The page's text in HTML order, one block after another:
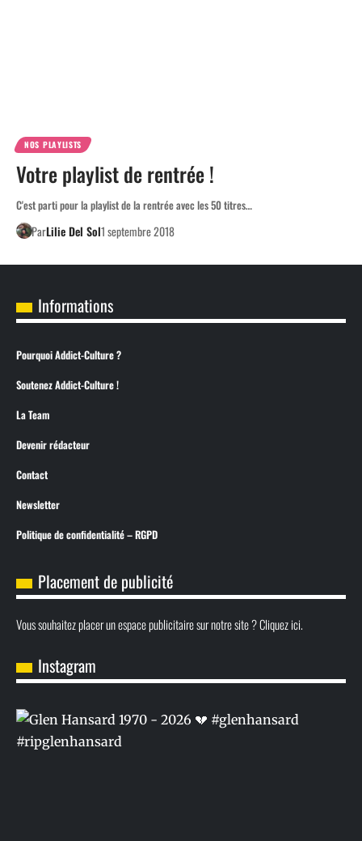
NOS PLAYLISTS
Votre playlist de rentrée !
C'est parti pour la playlist de la rentrée avec les 50 titres…
ParLilie Del Sol1 septembre 2018
Informations
Pourquoi Addict-Culture ?
Soutenez Addict-Culture !
La Team
Devenir rédacteur
Contact
Newsletter
Politique de confidentialité – RGPD
Placement de publicité
Vous souhaitez placer un espace publicitaire sur notre site ? Cliquez ici.
Instagram